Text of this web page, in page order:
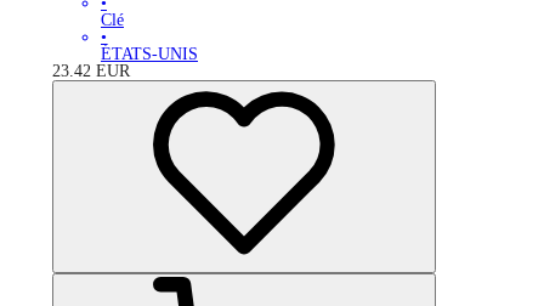
Clé
•
ÉTATS-UNIS
23.42 EUR